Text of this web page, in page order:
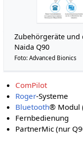
Zubehörgeräte und
Naida Q90
Foto: Advanced Bionics
ComPilot
Roger-Systeme
Bluetooth® Modul
Fernbedienung
PartnerMic (nur